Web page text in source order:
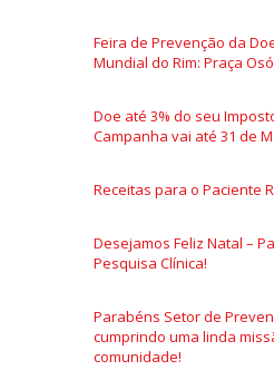
Feira de Prevenção da
Mundial do Rim: Praça
Doe até 3% do seu
Campanha vai até 31 de
Receitas para o Paciente
Desejamos Feliz Natal –
Pesquisa Clínica!
Parabéns Setor de
cumprindo uma linda
comunidade!